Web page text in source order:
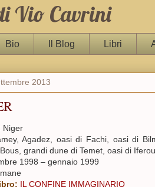
Vio Cavrini
Bio Il Blog Libri
2013
Niger
Agadez, oasi di Fachi, oasi di
grandi dune di Temet, oasi di
1998 – gennaio 1999
IL CONFINE IMMAGINARIO